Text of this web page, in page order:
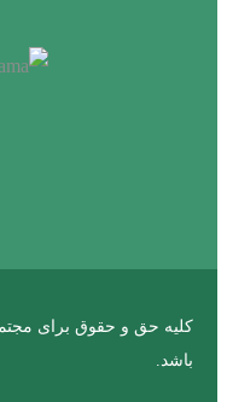
کلیه حق و حقوق برای
باشد.